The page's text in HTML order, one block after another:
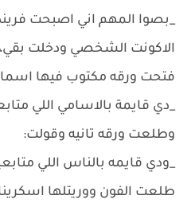
_بصوا المهم اني اصبحت
الاكونت الشخصي ودخلت
فتحت ورقه مكتوب فيها
_دي قايمة بالاسامي اللي
وطلعت ورقه تانيه وقولت:
_ودي قايمه بالناس اللي
طلعت الفون ووريتلها